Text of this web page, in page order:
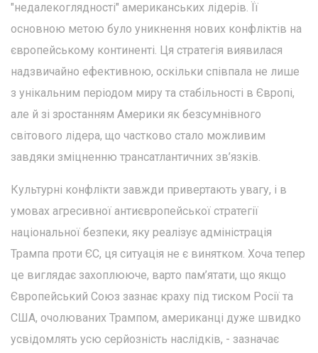
"недалекоглядності" американських лідерів. Її
основною метою було уникнення нових конфліктів на
європейському континенті. Ця стратегія виявилася
надзвичайно ефективною, оскільки співпала не лише
з унікальним періодом миру та стабільності в Європі,
але й зі зростанням Америки як безсумнівного
світового лідера, що частково стало можливим
завдяки зміцненню трансатлантичних зв’язків.
Культурні конфлікти завжди привертають увагу, і в
умовах агресивної антиєвропейської стратегії
національної безпеки, яку реалізує адміністрація
Трампа проти ЄС, ця ситуація не є винятком. Хоча тепер
це виглядає захоплююче, варто пам’ятати, що якщо
Європейський Союз зазнає краху під тиском Росії та
США, очолюваних Трампом, американці дуже швидко
усвідомлять усю серйозність наслідків, - зазначає